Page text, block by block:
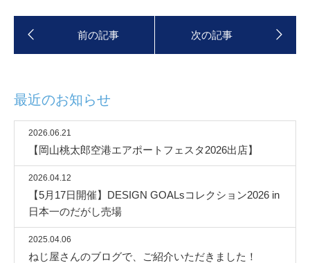
最近のお知らせ
2026.06.21
【岡山桃太郎空港エアポートフェスタ2026出店】
2026.04.12
【5月17日開催】DESIGN GOALsコレクション2026 in
日本一のだがし売場
2025.04.06
ねじ屋さんのブログで、ご紹介いただきました！